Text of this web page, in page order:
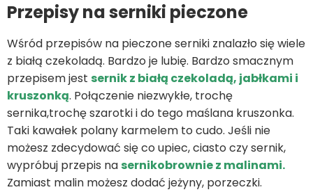
Przepisy na serniki pieczone
Wśród przepisów na pieczone serniki znalazło się wiele
z białą czekoladą. Bardzo je lubię. Bardzo smacznym
przepisem jest sernik z białą czekoladą, jabłkami i
kruszonką. Połączenie niezwykłe, trochę
sernika,trochę szarotki i do tego maślana kruszonka.
Taki kawałek polany karmelem to cudo. Jeśli nie
możesz zdecydować się co upiec, ciasto czy sernik,
wypróbuj przepis nasernikobrownie z malinami.
Zamiast malin możesz dodać jeżyny, porzeczki.